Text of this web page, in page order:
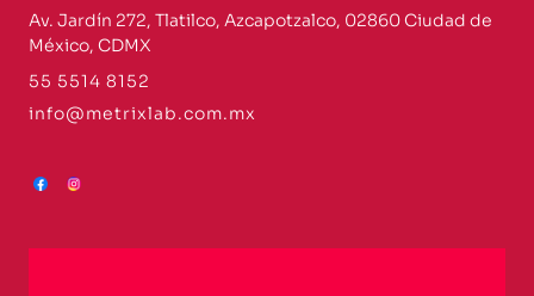
Av. Jardín 272, Tlatilco, Azcapotzalco, 02860 Ciudad de
México, CDMX
55 5514 8152
info@metrixlab.com.mx